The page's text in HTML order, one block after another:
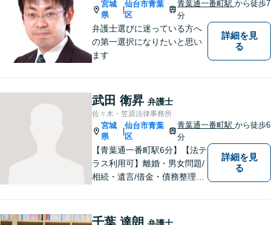
談に対応しております
宮城
県
仙台市青葉
区
青葉通一番町駅から徒歩7
分
弁護士選びに迷っている方へ
の第一選択になりたいと思い
ます
詳細を見
る
武田 衛昇 弁護士
佐々木・笠原法律事務所
宮城
県
仙台市青葉
区
青葉通一番町駅から徒歩6
分
【青葉通一番町駅6分】【法テ
ラス利用可】離婚・男女問題/
相続・遺言/借金・債務整理に
い。依頼者様がお悩みに向き
合い、前を向いて新たな一歩
詳細を見
る
千葉 達朗 弁護士